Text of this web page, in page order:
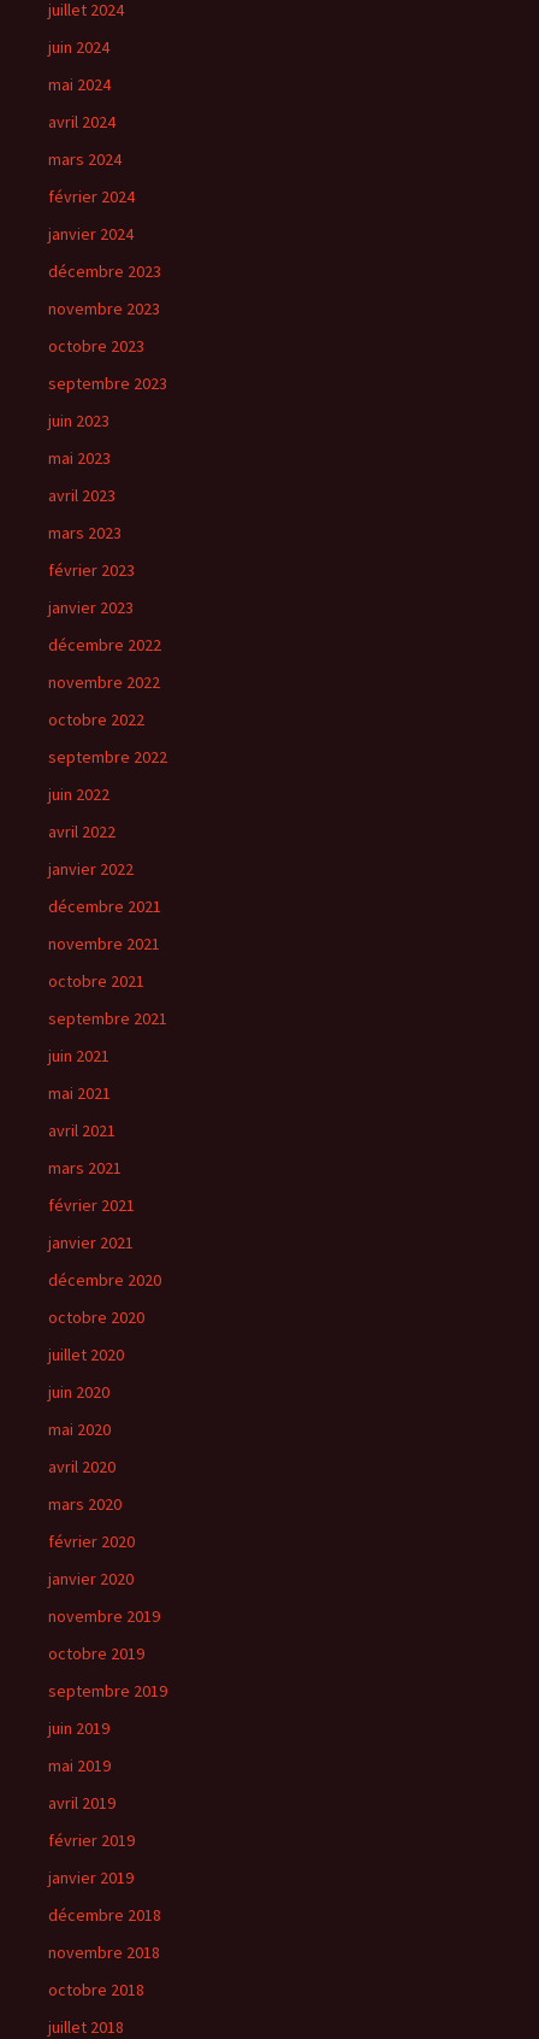
juillet 2024
juin 2024
mai 2024
avril 2024
mars 2024
février 2024
janvier 2024
décembre 2023
novembre 2023
octobre 2023
septembre 2023
juin 2023
mai 2023
avril 2023
mars 2023
février 2023
janvier 2023
décembre 2022
novembre 2022
octobre 2022
septembre 2022
juin 2022
avril 2022
janvier 2022
décembre 2021
novembre 2021
octobre 2021
septembre 2021
juin 2021
mai 2021
avril 2021
mars 2021
février 2021
janvier 2021
décembre 2020
octobre 2020
juillet 2020
juin 2020
mai 2020
avril 2020
mars 2020
février 2020
janvier 2020
novembre 2019
octobre 2019
septembre 2019
juin 2019
mai 2019
avril 2019
février 2019
janvier 2019
décembre 2018
novembre 2018
octobre 2018
juillet 2018